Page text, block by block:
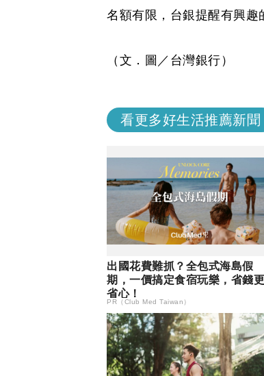
名額有限，台銀提醒有興趣
（文．圖／台灣銀行）
看更多好生活推薦新聞
出國花費難抓？全包式海島假
期，一價搞定食宿玩樂，省錢更
省心！
PR（Club Med Taiwan）